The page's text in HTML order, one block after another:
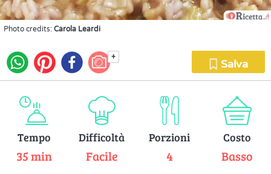
Photo credits: Carola Leardi
+
Salva
Tempo
35 min
Difficoltà
Facile
Porzioni
4
Costo
Basso